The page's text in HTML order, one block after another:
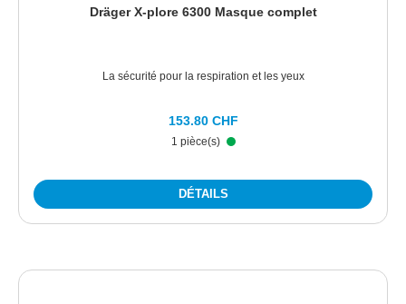
Dräger X-plore 6300 Masque complet
La sécurité pour la respiration et les yeux
1 pièce(s)
153.80 CHF
DÉTAILS